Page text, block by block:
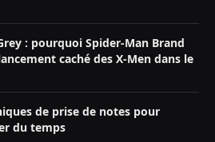
: pourquoi Spider-Man Brand
caché des X-Men dans le
de prise de notes pour
du temps